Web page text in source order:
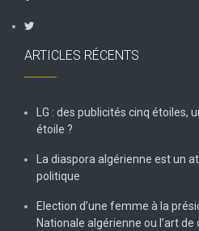
ARTICLES RÉCENTS
LG : des publicités cinq étoiles,
étoile ?
La diaspora algérienne est un
politique
Election d’une femme à la
Nationale algérienne ou l’art